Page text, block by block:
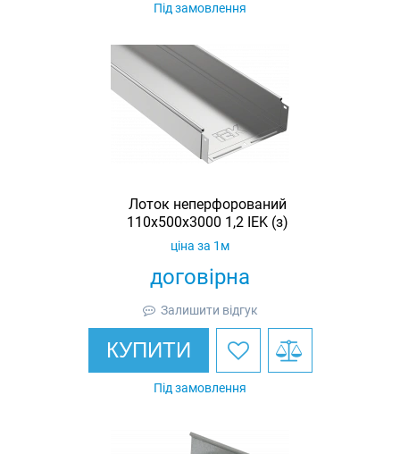
Під замовлення
Лоток неперфорований
110х500х3000 1,2 IEK (з)
договірна
ціна за 1м
Залишити відгук
КУПИТИ
Під замовлення